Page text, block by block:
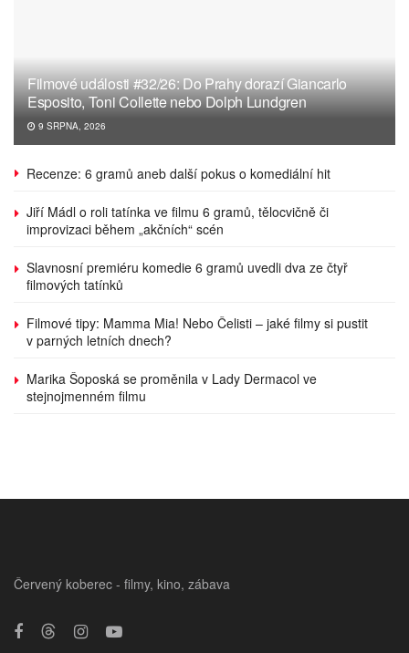
Filmové události #32/26: Do Prahy dorazí Giancarlo
Esposito, Toni Collette nebo Dolph Lundgren
9 SRPNA, 2026
Recenze: 6 gramů aneb další pokus o komediální hit
Jiří Mádl o roli tatínka ve filmu 6 gramů, tělocvičně či
improvizaci během „akčních“ scén
Slavnosní premiéru komedie 6 gramů uvedli dva ze čtyř
filmových tatínků
Filmové tipy: Mamma Mia! Nebo Čelisti – jaké filmy si pustit
v parných letních dnech?
Marika Šoposká se proměnila v Lady Dermacol ve
stejnojmenném filmu
Červený koberec - filmy, kino, zábava